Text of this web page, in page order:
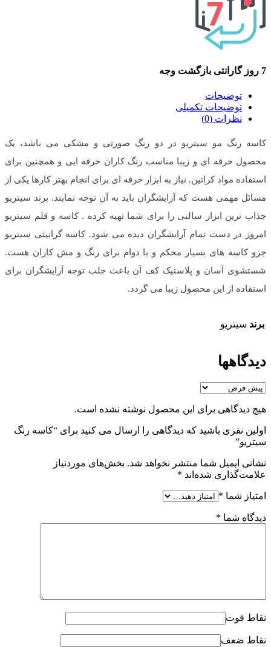
7 روز گارانتی بازگشت وجه
توضیحات
توضیحات تکمیلی
نظرات (0)
کاسه رنگ مو سیتریو در دو رنگ صورتی و مشکی می باشد، یک
محصول حرفه ای و زیبا مناسب رنگ کاران حرفه ایی و همچنین برای
استفاده مواد کراتین. نیاز به ابزار حرفه ای برای انجام بهتر کارها یکی از
مسائل مهمی هست که آرایشگران باید به آن توجه نمایند. برند سیتریو
جذاب ترین ابزار سالنی را برای شما تهیه کرده . کاسه و قلم سیتریو
امروز در دست تمام آرایشگران دیده می شود. کاسه گرانیتی سیتریو
جزو کاسه های بسیار محکم و با دوام برای رنگ و مش کاران هست.
شستشوی آسان و پلاستیک کف آن باعث جلب توجه آرایشگران برای
استفاده از این محصول زیبا می گردد.
برند سیتریو
دیدگاهها
هیچ دیدگاهی برای این محصول نوشته نشده است.
اولین نفری باشید که دیدگاهی را ارسال می کنید برای “کاسه رنگ
سیتریو”
نشانی ایمیل شما منتشر نخواهد شد. بخش‌های موردنیاز
علامت‌گذاری شده‌اند *
امتیاز شما *
دیدگاه شما *
نقاط قوت
نقاط ضعف